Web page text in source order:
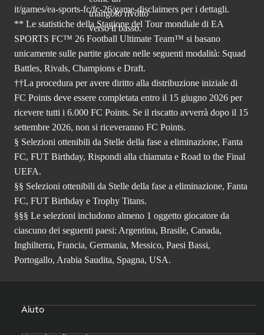
it/games/ea-sports-fc/fc-26/game-disclaimers per i dettagli.
** Le statistiche della Stagione del Tour mondiale di EA
SPORTS FC™ 26 Football Ultimate Team™ si basano
unicamente sulle partite giocate nelle seguenti modalità: Squad
Battles, Rivals, Champions e Draft.
††La procedura per avere diritto alla distribuzione iniziale di
FC Points deve essere completata entro il 15 giugno 2026 per
ricevere tutti i 6.000 FC Points. Se il riscatto avverrà dopo il 15
settembre 2026, non si riceveranno FC Points.
§ Selezioni ottenibili da Stelle della fase a eliminazione, Fanta
FC, FUT Birthday, Rispondi alla chiamata e Road to the Final
UEFA.
§§ Selezioni ottenibili da Stelle della fase a eliminazione, Fanta
FC, FUT Birthday e Trophy Titans.
§§§ Le selezioni includono almeno 1 oggetto giocatore da
ciascuno dei seguenti paesi: Argentina, Brasile, Canada,
Inghilterra, Francia, Germania, Messico, Paesi Bassi,
Portogallo, Arabia Saudita, Spagna, USA.
Aiuto